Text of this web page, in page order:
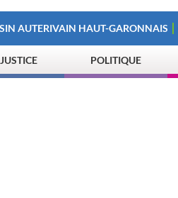
AUTERIVAIN HAUT-GARONNAIS
POLITIQUE